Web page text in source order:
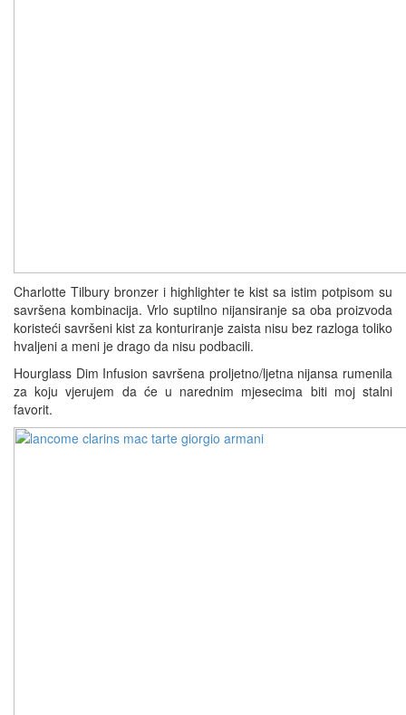
Charlotte Tilbury bronzer i highlighter te kist sa istim potpisom su
savršena kombinacija. Vrlo suptilno nijansiranje sa oba proizvoda
koristeći savršeni kist za konturiranje zaista nisu bez razloga toliko
hvaljeni a meni je drago da nisu podbacili.
Hourglass Dim Infusion savršena proljetno/ljetna nijansa rumenila
za koju vjerujem da će u narednim mjesecima biti moj stalni
favorit.